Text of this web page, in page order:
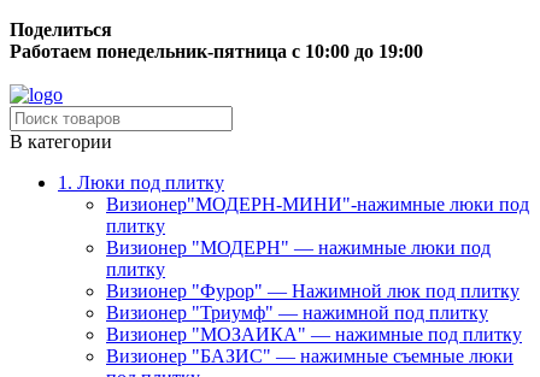
Поделиться
Работаем понедельник-пятница с 10:00 до 19:00
В категории
1. Люки под плитку
Визионер"МОДЕРН-МИНИ"-нажимные люки под
плитку
Визионер "МОДЕРН" — нажимные люки под
плитку
Визионер "Фурор" — Нажимной люк под плитку
Визионер "Триумф" — нажимной под плитку
Визионер "МОЗАИКА" — нажимные под плитку
Визионер "БАЗИС" — нажимные съемные люки